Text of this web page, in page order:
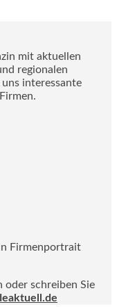
mit aktuellen
regionalen
interessante
Firmenportrait
oder schreiben Sie